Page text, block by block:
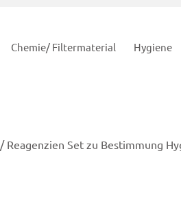
Chemie/ Filtermaterial Hygiene
/ Reagenzien Set zu Bestimmung